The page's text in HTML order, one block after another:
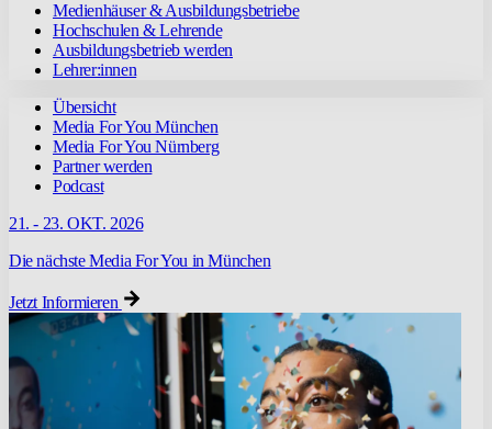
Medienhäuser & Ausbildungsbetriebe
Hochschulen & Lehrende
Ausbildungsbetrieb werden
Lehrer:innen
Übersicht
Media For You München
Media For You Nürnberg
Partner werden
Podcast
21. - 23. OKT. 2026
Die nächste Media For You in München
Jetzt Informieren